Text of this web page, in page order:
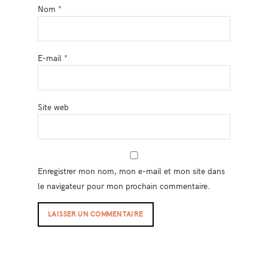
Nom *
E-mail *
Site web
Enregistrer mon nom, mon e-mail et mon site dans
le navigateur pour mon prochain commentaire.